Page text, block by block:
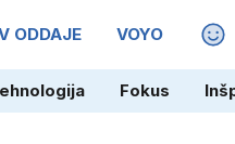
ODDAJE VOYO
Fokus